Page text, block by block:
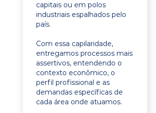
capitais ou em polos
industriais espalhados pelo
país.
Com essa capilaridade,
entregamos processos mais
assertivos, entendendo o
contexto econômico, o
perfil profissional e as
demandas específicas de
cada área onde atuamos.